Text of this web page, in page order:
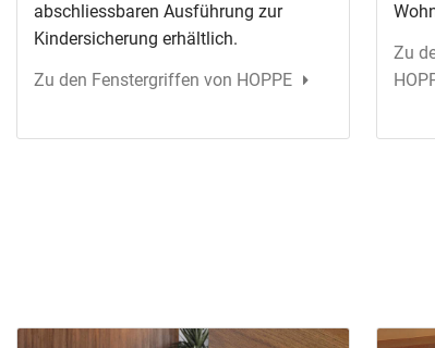
abschliessbaren Ausführung zur
Kindersicherung erhältlich.
Zu den Fenstergriffen von HOPPE
Zu